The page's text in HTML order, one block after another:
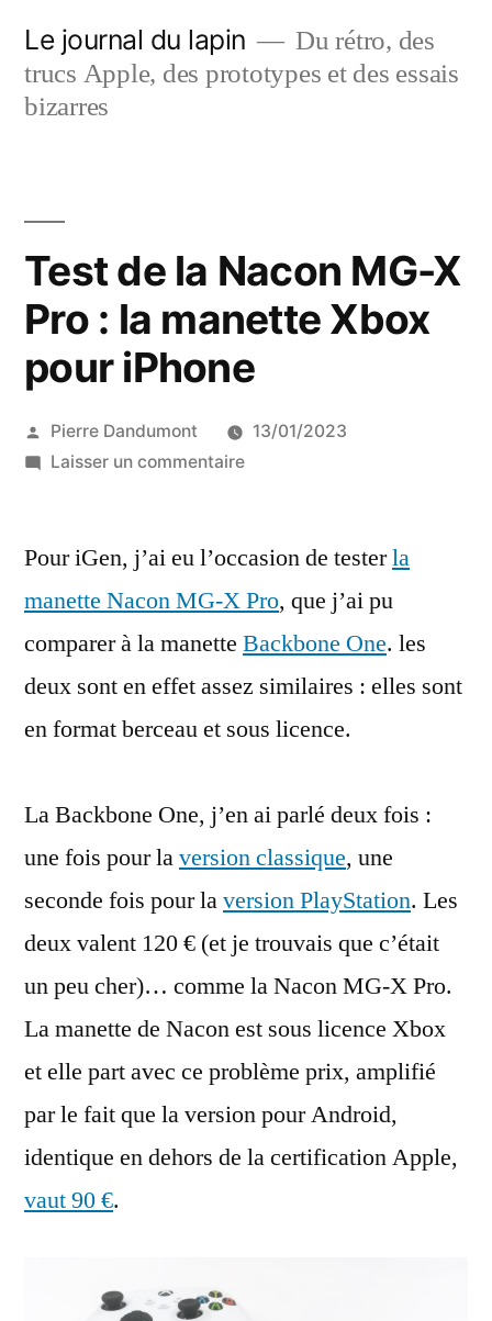
contenu
Le journal du lapin
Du rétro, des
trucs Apple, des prototypes et des essais
bizarres
Test de la Nacon MG-X
Pro : la manette Xbox
pour iPhone
Publié
par
Pierre Dandumont
13/01/2023
Laisser un commentairesur
la
MG-
X
Pro
la
pour
iPhone
Pour iGen, j’ai eu l’occasion de testerla
manette Nacon MG-X Pro, que j’ai pu
comparer à la manette Backbone One. les
deux sont en effet assez similaires : elles sont
en format berceau et sous licence.
La Backbone One, j’en ai parlé deux fois :
une fois pour laversion classique, une
seconde fois pour laversion PlayStation. Les
deux valent 120 € (et je trouvais que c’était
un peu cher)… comme la Nacon MG-X Pro.
La manette de Nacon est sous licence Xbox
et elle part avec ce problème prix, amplifié
par le fait que la version pour Android,
identique en dehors de la certification Apple,
vaut 90 €.